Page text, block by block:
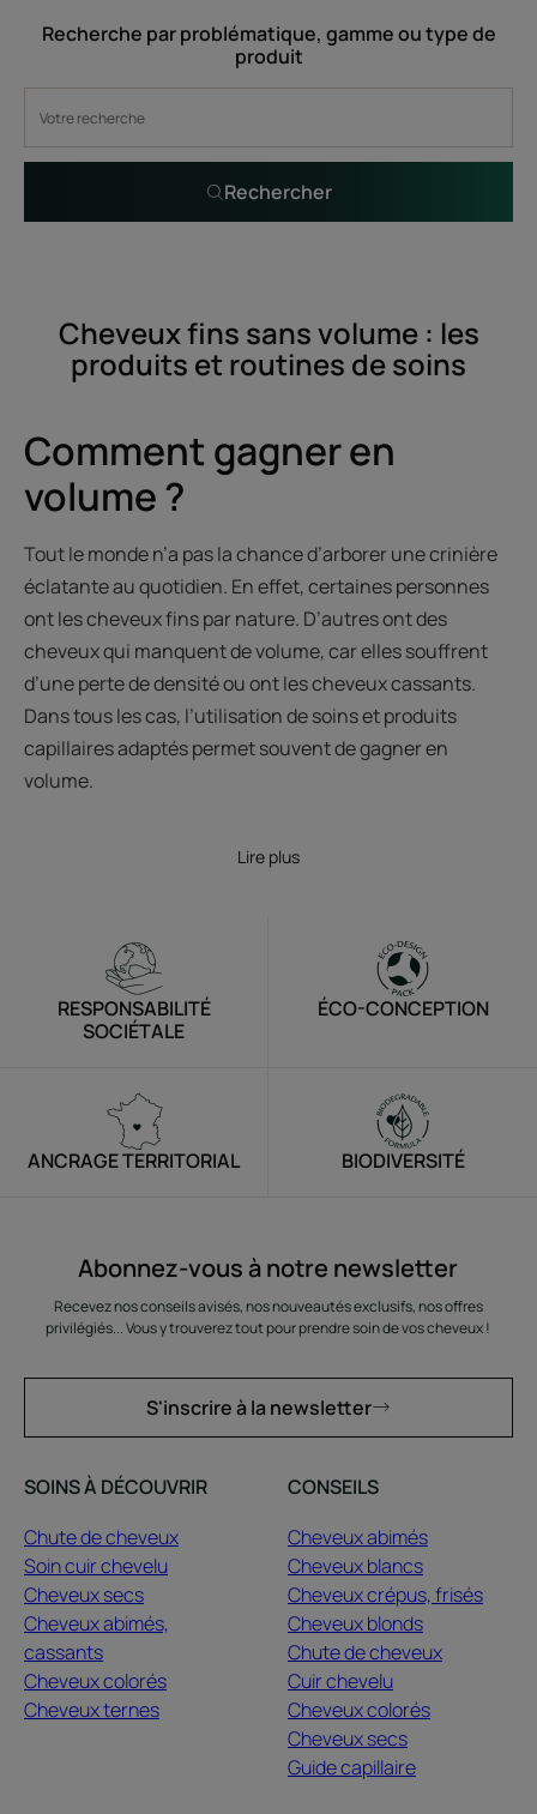
Recherche par problématique, gamme ou type de
produit
Rechercher
Cheveux fins sans volume : les
produits et routines de soins
Comment gagner en
volume ?
Tout le monde n’a pas la chance d’arborer une crinière
éclatante au quotidien. En effet, certaines personnes
ont les cheveux fins par nature. D’autres ont des
cheveux qui manquent de volume, car elles souffrent
d’une perte de densité ou ont les cheveux cassants.
Dans tous les cas, l’utilisation de soins et produits
capillaires adaptés permet souvent de gagner en
volume.
Lire plus
RESPONSABILITÉ
SOCIÉTALE
ÉCO-CONCEPTION
ANCRAGE TERRITORIAL BIODIVERSITÉ
Abonnez-vous à notre newsletter
Recevez nos conseils avisés, nos nouveautés exclusifs, nos offres
privilégiés... Vous y trouverez tout pour prendre soin de vos cheveux !
S'inscrire à la newsletter
SOINS À DÉCOUVRIR
Chute de cheveux
Soin cuir chevelu
Cheveux secs
Cheveux abimés,
cassants
Cheveux colorés
Cheveux ternes
CONSEILS
Cheveux abimés
Cheveux blancs
Cheveux crépus, frisés
Cheveux blonds
Chute de cheveux
Cuir chevelu
Cheveux colorés
Cheveux secs
Guide capillaire